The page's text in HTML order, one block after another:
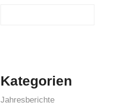
Kategorien
Jahresberichte